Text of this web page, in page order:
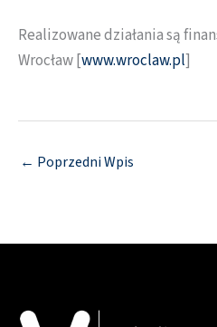
Realizowane działania są
Wrocław [www.wroclaw.pl]
← Poprzedni Wpis